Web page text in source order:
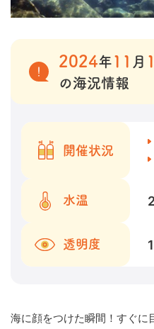
2024年 11 月
の海況情報
開催状況
水温
透明度
海に顔をつけた瞬間！すぐに